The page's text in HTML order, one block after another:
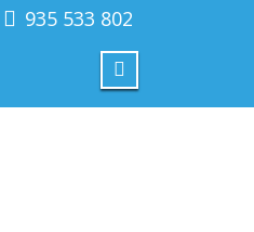
935 533 802